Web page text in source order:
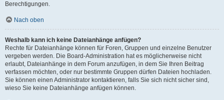
Berechtigungen.
Nach oben
Weshalb kann ich keine Dateianhänge anfügen?
Rechte für Dateianhänge können für Foren, Gruppen und einzelne Benutzer
vergeben werden. Die Board-Administration hat es möglicherweise nicht
erlaubt, Dateianhänge in dem Forum anzufügen, in dem Sie Ihren Beitrag
verfassen möchten, oder nur bestimmte Gruppen dürfen Dateien hochladen.
Sie können einen Administrator kontaktieren, falls Sie sich nicht sicher sind,
wieso Sie keine Dateianhänge anfügen können.